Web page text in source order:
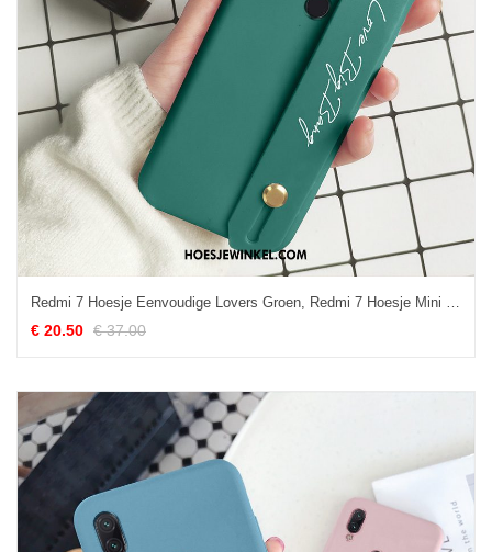
Redmi 7 Hoesje Eenvoudige Lovers Groen, Redmi 7 Hoesje Mini Hoes Beige
€ 20.50 € 37.00